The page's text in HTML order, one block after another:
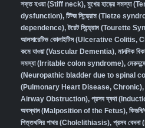
শক্ত হওয়া (Stiff neck), মুখের হাড়ের সমস্যা
dysfunction), টিট্জ সিন্ড্রোম (Tietze
dependence),টরেট সিন্ড্রোম (Tourette
আলসারেটিভ কোলাইটিস (Ulcerative Colitis,
কমে যাওয়া (Vascular Dementia), মানসিক
সমস্যা (Irritable colon syndrome),
(Neuropathic bladder due to spinal
(Pulmonary Heart Disease, Chronic)
Airway Obstruction), প্রসব ব্যথা
অবস্থান (Malposition of the Fetus),
পিত্তথলির পাথর (Cholelithiasis), প্রসব